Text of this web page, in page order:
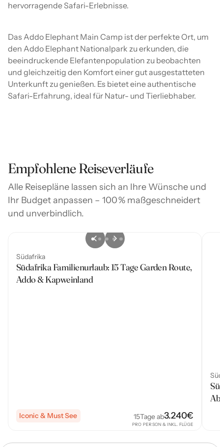
hervorragende Safari-Erlebnisse.
Das Addo Elephant Main Camp ist der perfekte Ort, um
den Addo Elephant Nationalpark zu erkunden, die
beeindruckende Elefantenpopulation zu beobachten
und gleichzeitig den Komfort einer gut ausgestatteten
Unterkunft zu genießen. Es bietet eine authentische
Safari-Erfahrung, ideal für Natur- und Tierliebhaber.
Empfohlene Reiseverläufe
Alle Reisepläne lassen sich an Ihre Wünsche und
Ihr Budget anpassen – 100 % maßgeschneidert
und unverbindlich.
Südafrika
Südafrika Familienurlaub: 15 Tage Garden Route,
Addo & Kapweinland
Iconic & Must See 15Tage ab3.240€
PRO PERSON & INKL. FLÜGE